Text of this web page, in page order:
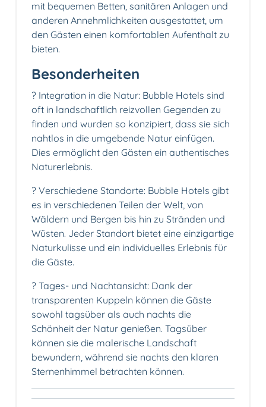
mit bequemen Betten, sanitären Anlagen und
anderen Annehmlichkeiten ausgestattet, um
den Gästen einen komfortablen Aufenthalt zu
bieten.
Besonderheiten
? Integration in die Natur: Bubble Hotels sind
oft in landschaftlich reizvollen Gegenden zu
finden und wurden so konzipiert, dass sie sich
nahtlos in die umgebende Natur einfügen.
Dies ermöglicht den Gästen ein authentisches
Naturerlebnis.
? Verschiedene Standorte: Bubble Hotels gibt
es in verschiedenen Teilen der Welt, von
Wäldern und Bergen bis hin zu Stränden und
Wüsten. Jeder Standort bietet eine einzigartige
Naturkulisse und ein individuelles Erlebnis für
die Gäste.
? Tages- und Nachtansicht: Dank der
transparenten Kuppeln können die Gäste
sowohl tagsüber als auch nachts die
Schönheit der Natur genießen. Tagsüber
können sie die malerische Landschaft
bewundern, während sie nachts den klaren
Sternenhimmel betrachten können.